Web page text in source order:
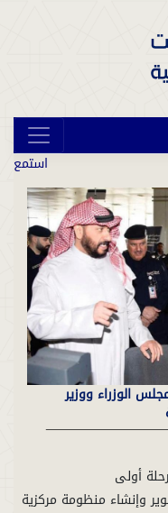
استمع
الوزراء ووزير
وإنشاء منظومة مركزية